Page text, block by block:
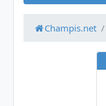
Champis.net